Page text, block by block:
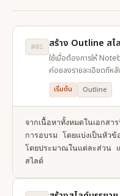
#01 สร้าง Outline สไ
ใช้เมื่อต้องการให้
ค่อยลงรายละเอียดทีหลั
เริ่มต้น Outline
จากเนื้อหาทั้งหมดในเอก
การอบรม โดยแบ่งเป็นหัว
โดยประมาณในแต่ละส่วน แ
สไลด์